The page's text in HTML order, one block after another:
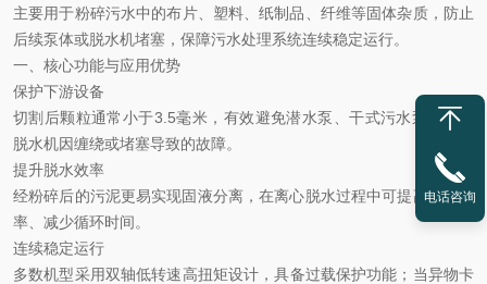
主要用于粉碎污水中的布片、塑料、纸制品、纤维等固体杂质，防止
后续泵体或脱水机堵塞，保障污水处理系统连续稳定运行。
一、核心功能与应用优势
保护下游设备
切割后颗粒通常小于‌3.5毫米‌，有效避免潜水泵、干式污水泵及离心
脱水机因缠绕或堵塞导致的故障。
提升脱水效率
经粉碎后的污泥更易实现固液分离，在离心脱水过程中可‌提高处理效
率、减少循环时间‌。
连续稳定运行
多数机型采用‌双轴低转速高扭矩设计‌，具备过载保护功能；当异物卡
电话咨询